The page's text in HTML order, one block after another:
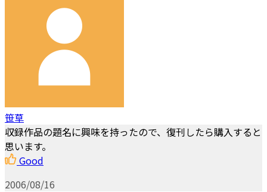
笹草
収録作品の題名に興味を持ったので、復刊したら購入すると
思います。
Good
2006/08/16